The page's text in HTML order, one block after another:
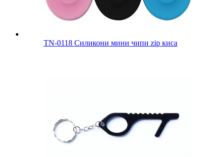
TN-0118 Силикони мини чипи zip киса